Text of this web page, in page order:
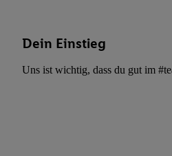
Dein Einstieg
Uns ist wichtig, dass du gut im